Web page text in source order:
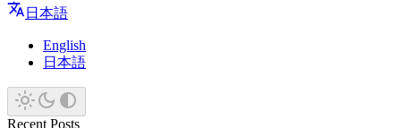
日本語
English
日本語
Recent Posts